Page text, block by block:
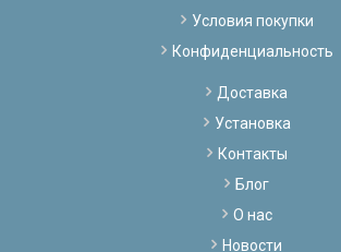
Условия покупки
Конфиденциальность
Доставка
Установка
Контакты
Блог
О нас
Новости